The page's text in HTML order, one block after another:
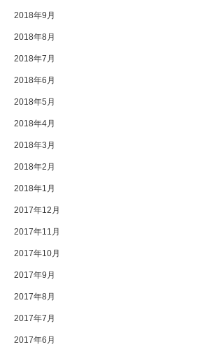
2018年9月
2018年8月
2018年7月
2018年6月
2018年5月
2018年4月
2018年3月
2018年2月
2018年1月
2017年12月
2017年11月
2017年10月
2017年9月
2017年8月
2017年7月
2017年6月